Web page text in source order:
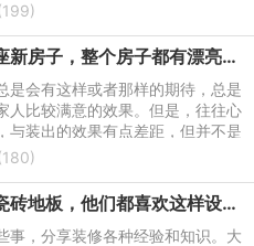
多呢？
生命中的第一座新房子，整个房子都有漂亮的墙纸，家具进来了，越来越像家了
是会有这样或者那样的期待，总是
人比较满意的效果。但是，往往心
与装出的效果有点差距，但并不是
较多，不管使用何种材料去装修，
越来越少人铺瓷砖地板，他们都喜欢这样设计，实用又美观
事，分享装修各种经验和知识。大